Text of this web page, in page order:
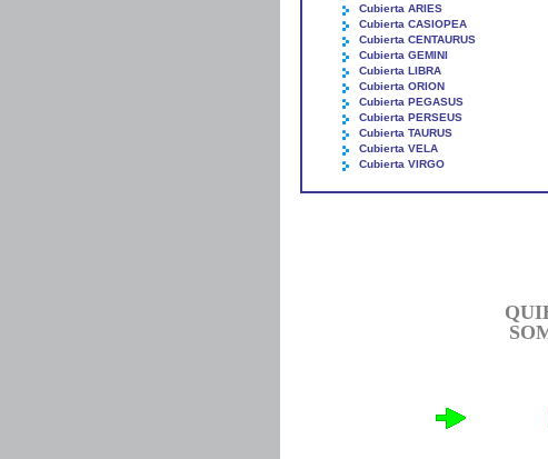
Cubierta ARIES
Cubierta CASIOPEA
Cubierta CENTAURUS
Cubierta GEMINI
Cubierta LIBRA
Cubierta ORION
Cubierta PEGASUS
Cubierta PERSEUS
Cubierta TAURUS
Cubierta VELA
Cubierta VIRGO